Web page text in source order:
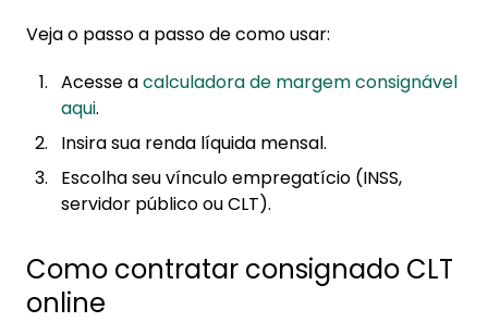
Veja o passo a passo de como usar:
Acesse acalculadora de margem consignável
aqui.
Insira sua renda líquida mensal.
Escolha seu vínculo empregatício (INSS,
servidor público ou CLT).
Como contratar consignado CLT
online